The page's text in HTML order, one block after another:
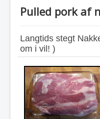
Pulled pork af
Langtids stegt
om i vil! )